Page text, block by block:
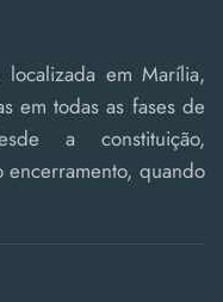
em Marília,
em todas as fases de
a constituição,
encerramento, quando